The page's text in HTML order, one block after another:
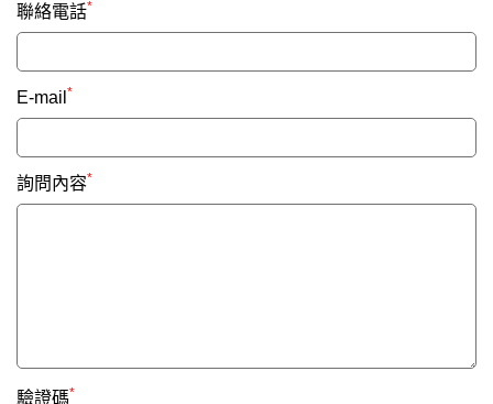
聯絡電話*
E-mail *
詢問內容*
驗證碼*